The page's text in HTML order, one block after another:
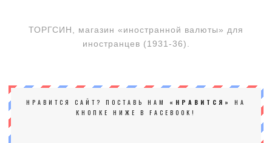
ТОРГСИН, магазин «иностранной валюты» для
иностранцев (1931-36).
НРАВИТСЯ САЙТ? ПОСТАВЬ НАМ «НРАВИТСЯ»
НА
КНОПКЕ НИЖЕ В FACEBOOK!